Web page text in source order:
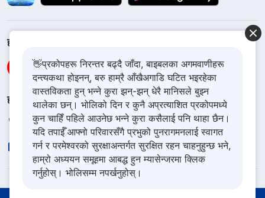
हामीलाई फलो गर्नुहोस्
हामीलाई सम्पर्क गर्नुहोस
+977-981-140-9021
contact.ne@godfootsteps.org
👋प्रकोपहरू निरन्तर बढ्दै जाँदा, बाइबलका अगमवाणीहरू
दन्त्यकथा होइनन्, बरु हाम्रै आँखैअगाडि घटित भइरहेका
वास्तविकता हुन् भन्ने कुरा झन्-झन् धेरै मानिसले बुझ्न
थालेका छन्। भोलिको दिन र कुनै अप्रत्याशित प्रकोपमध्ये
कुन चाहिँ पहिले आउनेछ भन्ने कुरा कसैलाई पनि थाहा छैन।
यदि तपाईँ आफ्नो परिवारसँगै प्रभुको पुनरागमनलाई स्वागत
गर्न र परमेश्‍वरको सुरक्षाअन्तर्गत सुरक्षित रहन चाहनुहुन्छ भने,
हाम्रो अध्ययन समूहमा आबद्ध हुन म्यासेन्जरमा क्लिक
गर्नुहोस्। भोलिसम्म नपर्खनुहोस्।